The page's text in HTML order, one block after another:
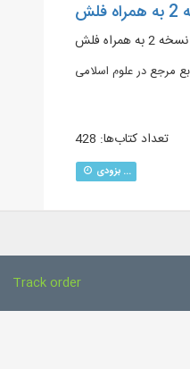
فلش
تعداد کتاب‌ها: 428
بزودی ...
Track order